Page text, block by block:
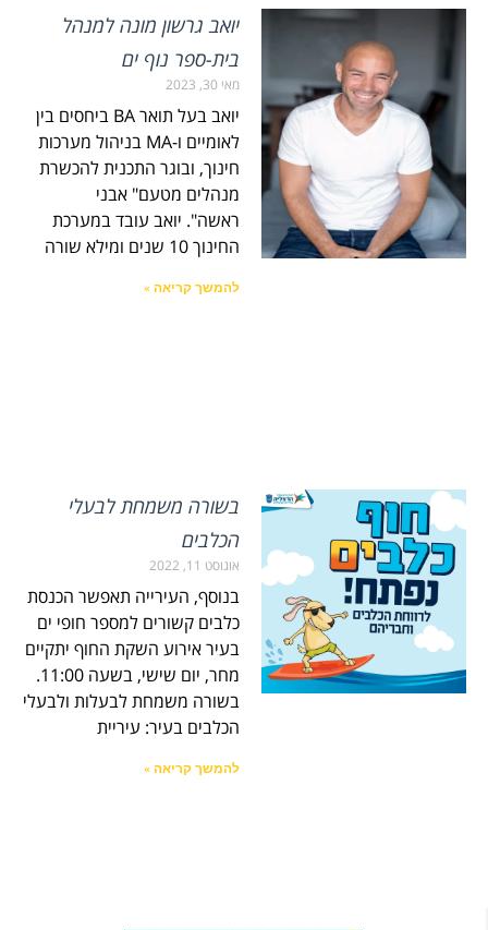
יואב גרשון מונה למנהל
בית-ספר נוף ים
מאי 30, 2023
יואב בעל תואר BA ביחסים בין
לאומיים ו-MA בניהול מערכות
חינוך, ובוגר התכנית להכשרת
מנהלים מטעם" אבני
ראשה". יואב עובד במערכת
החינוך 10 שנים ומילא שורה
להמשך קריאה »
בשורה משמחת לבעלי
הכלבים
אוגוסט 11, 2022
בנוסף, העירייה תאפשר הכנסת
כלבים קשורים למספר חופי ים
בעיר אירוע השקת החוף יתקיים
מחר, יום שישי, בשעה 11:00.
בשורה משמחת לבעלות ולבעלי
הכלבים בעיר: עיריית
להמשך קריאה »